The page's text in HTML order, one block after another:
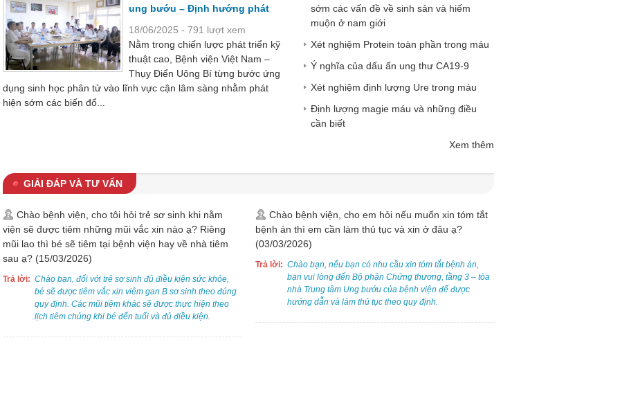
ung bướu – Định hướng phát
đoán sớm Ung thư
18/06/2025 - 791 lượt xem
Nằm trong chiến lược phát triển kỹ
thuật cao, Bệnh viện Việt Nam –
Thụy Điển Uông Bí từng bước ứng
dụng sinh học phân tử vào lĩnh vực cận lâm sàng nhằm phát
hiện sớm các biến đổ...
sớm các vấn đề về sinh sản và hiếm
muộn ở nam giới
Xét nghiệm Protein toàn phần trong máu
Ý nghĩa của dấu ấn ung thư CA19-9
Xét nghiệm định lượng Ure trong máu
Định lượng magie máu và những điều
cần biết
Xem thêm
GIẢI ĐÁP VÀ TƯ VẤN
Chào bệnh viện, cho tôi hỏi trẻ sơ sinh khi nằm
viện sẽ được tiêm những mũi vắc xin nào ạ? Riêng
mũi lao thì bé sẽ tiêm tại bệnh viện hay về nhà tiêm
sau ạ? (15/03/2026)
Trả lời: Chào bạn, đối với trẻ sơ sinh đủ điều kiện sức khỏe,
bé sẽ được tiêm vắc xin viêm gan B sơ sinh theo đúng
quy định. Các mũi tiêm khác sẽ được thực hiện theo
lịch tiêm chủng khi bé đến tuổi và đủ điều kiện.
Chào bệnh viện, cho em hỏi nếu muốn xin tóm tắt
bệnh án thì em cần làm thủ tục và xin ở đâu ạ?
(03/03/2026)
Trả lời: Chào bạn, nếu bạn có nhu cầu xin tóm tắt bệnh án,
bạn vui lòng đến Bộ phận Chứng thương, tầng 3 – tòa
nhà Trung tâm Ung bướu của bệnh viện để được
hướng dẫn và làm thủ tục theo quy định.